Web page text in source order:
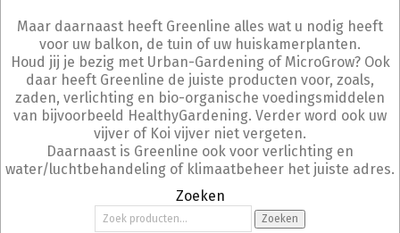
Maar daarnaast heeft Greenline alles wat u nodig heeft
voor uw balkon, de tuin of uw huiskamerplanten.
Houd jij je bezig met Urban-Gardening of MicroGrow? Ook
daar heeft Greenline de juiste producten voor, zoals,
zaden, verlichting en bio-organische voedingsmiddelen
van bijvoorbeeld HealthyGardening. Verder word ook uw
vijver of Koi vijver niet vergeten.
Daarnaast is Greenline ook voor verlichting en
water/luchtbehandeling of klimaatbeheer het juiste adres.
Zoeken
Zoeken
naar:
Zoeken